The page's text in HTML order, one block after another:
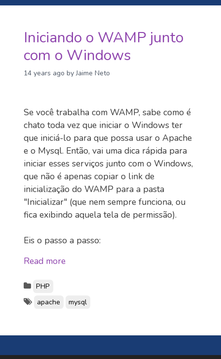
Iniciando o WAMP junto
com o Windows
14 years ago by Jaime Neto
Se você trabalha com WAMP, sabe como é
chato toda vez que iniciar o Windows ter
que iniciá-lo para que possa usar o Apache
e o Mysql. Então, vai uma dica rápida para
iniciar esses serviços junto com o Windows,
que não é apenas copiar o link de
inicialização do WAMP para a pasta
"Inicializar" (que nem sempre funciona, ou
fica exibindo aquela tela de permissão).
Eis o passo a passo:
Read more
PHP
apache
mysql